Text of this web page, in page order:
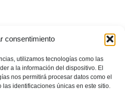
consentimiento
utilizamos tecnologías como las
a la información del dispositivo. El
nos permitirá procesar datos como el
identificaciones únicas en este sitio.